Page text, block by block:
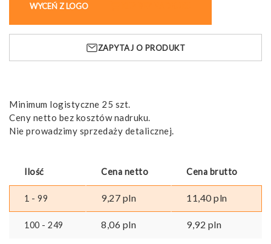
Pentas,
drewniana
podstawka
WYCEŃ Z LOGO
ZAPYTAJ O PRODUKT
Minimum logistyczne 25 szt.
Ceny netto bez kosztów nadruku.
Nie prowadzimy sprzedaży detalicznej.
Ilość Cena netto Cena brutto
1 - 99 9,27 pln 11,40pln
100 - 249 8,06 pln 9,92 pln